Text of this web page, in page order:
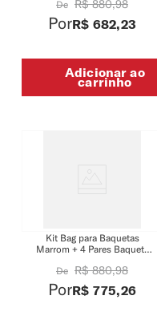
Madeira Natural
De R$ 880,98
PorR$ 682,23
Adicionar ao
carrinho
Kit Bag para Baquetas
Marrom + 4 Pares Baqueta
De R$ 880,98
PorR$ 775,26